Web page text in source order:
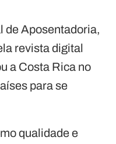
de Aposentadoria,
revista digital
a Costa Rica no
para se
qualidade e